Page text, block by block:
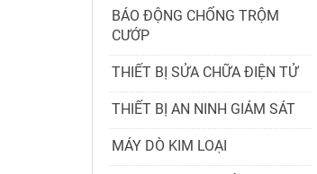
BÁO ĐỘNG CHỐNG TRỘM
CƯỚP
THIẾT BỊ SỬA CHỮA ĐIỆN TỬ
THIẾT BỊ AN NINH GIÁM SÁT
MÁY DÒ KIM LOẠI